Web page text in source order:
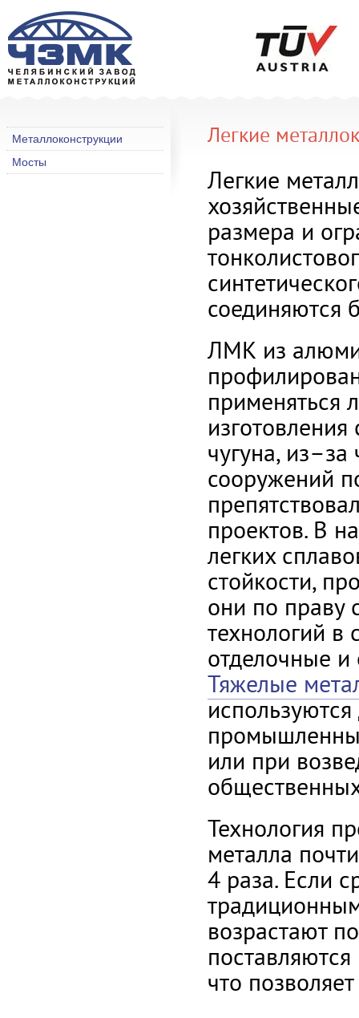
Металлоконструкции
Мосты
Легкие
Легкие
размера и
соединяются
ЛМК из
применяться
чугуна,
сооружений
проектов. В
легких
стойкости,
они по праву
технологий в
отделочные
Тяжелые
или при
Технология
металла
4 раза. Если
возрастают
что